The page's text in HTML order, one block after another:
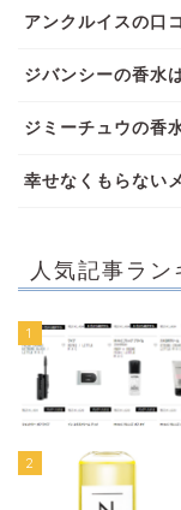
アンクルイスの口
ジバンシーの香水
ジミーチュウの香
幸せなくもらない
人気記事ラン
1
2